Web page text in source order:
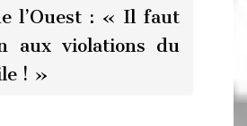
l’Ouest : « Il faut
aux violations du
! »